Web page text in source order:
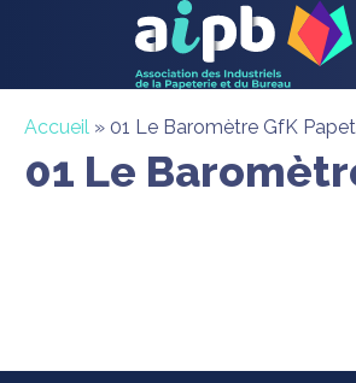
Accueil » 01 Le Baromètre GfK
01 Le